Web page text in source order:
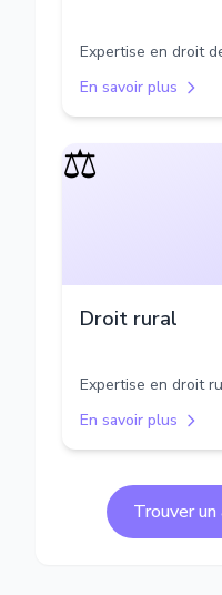
Expertise en droit
En savoir plus
⚖️
Droit rural
Expertise en droit
En savoir plus
Trouver